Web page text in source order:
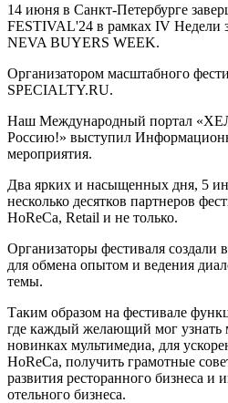
14 июня в Санкт-Петербурге
FESTIVAL'24 в рамках IV Недели
NEVA BUYERS WEEK.
Организатором масштабного
SPECIALTY.RU.
Наш Международный портал
Россию!» выступил
мероприятия.
Два ярких и насыщенных дня, 5
несколько десятков партнеров
HoReCa, Retail и не только.
Организаторы фестиваля создали
для обмена опытом и ведения
темы.
Таким образом на фестивале
где каждый желающий мог
новинках мультимедиа, для
HoReCa, получить грамотные
развития ресторанного бизнеса
отельного бизнеса.